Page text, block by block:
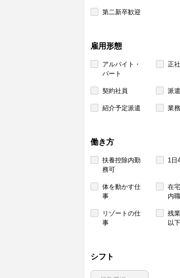
第二新卒歓迎
雇用形態
アルバイト・
パート
正
契約社員 派
紹介予定派遣 業
働き方
扶養控除内勤
務可
1日
体を動かす仕
事
在
内職
リゾートの仕
事
残
以下
シフト